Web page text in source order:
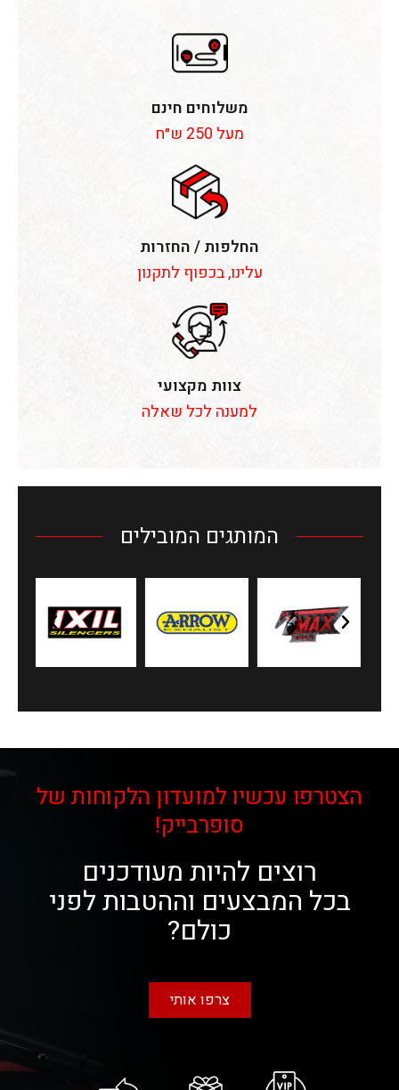
משלוחים חינם
מעל 250 ש״ח
החלפות / החזרות
עלינו, בכפוף לתקנון
צוות מקצועי
למענה לכל שאלה
המותגים המובילים
הצטרפו עכשיו למועדון הלקוחות של
סופרבייק!
רוצים להיות מעודכנים
בכל המבצעים וההטבות לפני
כולם?
צרפו אותי